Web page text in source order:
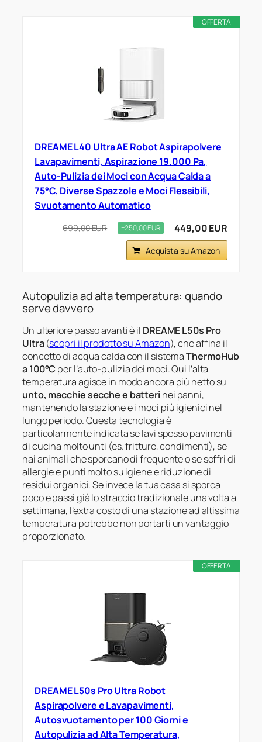
OFFERTA
DREAME L40 Ultra AE Robot Aspirapolvere
Lavapavimenti, Aspirazione 19.000 Pa,
Auto-Pulizia dei Moci con Acqua Calda a
75°C, Diverse Spazzole e Moci Flessibili,
Svuotamento Automatico
699,00 EUR −250,00 EUR 449,00 EUR
Acquista su Amazon
Autopulizia ad alta temperatura: quando
serve davvero
Un ulteriore passo avanti è il DREAME L50s Pro
Ultra(scopri il prodotto su Amazon), che affina il
concetto di acqua calda con il sistemaThermoHub
a 100°C per l’auto-pulizia dei moci. Qui l’alta
temperatura agisce in modo ancora più netto su
unto, macchie secche e batteri nei panni,
mantenendo la stazione e i moci più igienici nel
lungo periodo. Questa tecnologia è
particolarmente indicata se lavi spesso pavimenti
di cucina molto unti (es. fritture, condimenti), se
hai animali che sporcano di frequente o se soffri di
allergie e punti molto su igiene e riduzione di
residui organici. Se invece la tua casa si sporca
poco e passi già lo straccio tradizionale una volta a
settimana, l’extra costo di una stazione ad altissima
temperatura potrebbe non portarti un vantaggio
proporzionato.
OFFERTA
DREAME L50s Pro Ultra Robot
Aspirapolvere e Lavapavimenti,
Autosvuotamento per 100 Giorni e
Autopulizia ad Alta Temperatura,